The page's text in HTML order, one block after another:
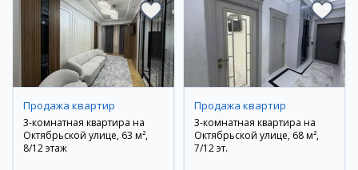
Продажа квартир
3-комнатная квартира на
Октябрьской улице, 63 м²,
8/12 этаж
Продажа квартир
3-комнатная квартира на
Октябрьской улице, 68 м²,
7/12 эт.